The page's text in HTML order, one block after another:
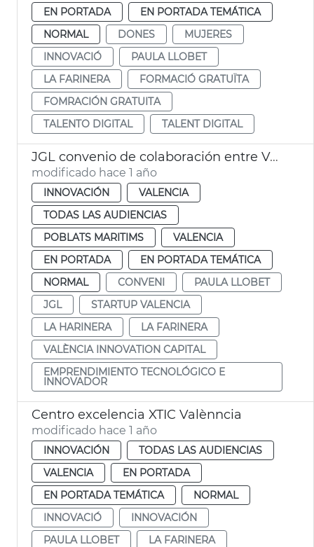
EN PORTADA
EN PORTADA TEMÁTICA
NORMAL
DONES
MUJERES
INNOVACIÓ
PAULA LLOBET
LA FARINERA
FORMACIÓ GRATUÏTA
FOMRACIÓN GRATUITA
TALENTO DIGITAL
TALENT DIGITAL
JGL convenio de colaboración entre València Innovation Capital y Startup València
modificado hace 1 año
INNOVACIÓN
VALENCIA
TODAS LAS AUDIENCIAS
POBLATS MARITIMS
VALENCIA
EN PORTADA
EN PORTADA TEMÁTICA
NORMAL
CONVENI
PAULA LLOBET
JGL
STARTUP VALENCIA
LA HARINERA
LA FARINERA
VALÈNCIA INNOVATION CAPITAL
EMPRENDIMIENTO TECNOLÓGICO E
INNOVADOR
Centro excelencia XTIC Valènncia
modificado hace 1 año
INNOVACIÓN
TODAS LAS AUDIENCIAS
VALENCIA
EN PORTADA
EN PORTADA TEMÁTICA
NORMAL
INNOVACIÓ
INNOVACIÓN
PAULA LLOBET
LA FARINERA